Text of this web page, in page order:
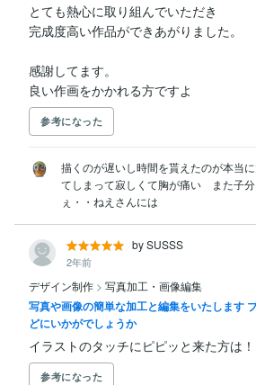
とても熱心に取り組んでいただき
完成度高い作品ができあがりました。
感謝してます。
良い作画をかかれる方ですよ
参考になった
描くのが遅いし時間を貰えたのが本当
てしまって寂しくて胸が痛い　また子
ぇ・・ねえさんには
by SUSSS
2年前
デザイン制作 > 写真加工・画像編集
写真や画像の簡単な加工と編集をいたします
どにいかがでしょうか
イラストのタッチにピピッと来た方は！
参考になった